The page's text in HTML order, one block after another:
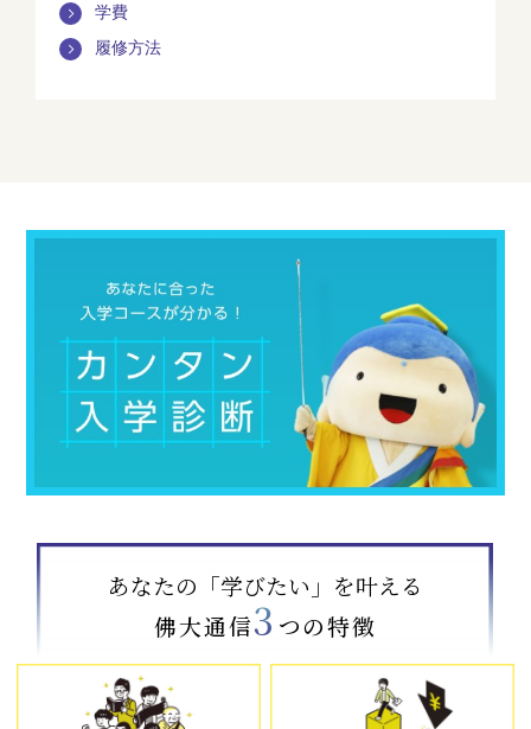
学費
履修方法
あなたの「学びたい」を叶える
佛大通信3 つの特徴